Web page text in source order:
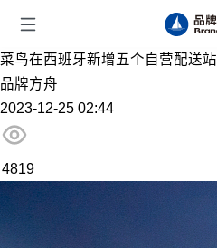
菜鸟在西班牙新增五个自营配送站
品牌方舟
2023-12-25 02:44
4819